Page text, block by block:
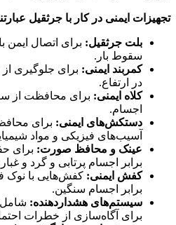
تجهیزات ایمنی در کار با جرثقیل
بلت جرثقیل: برای اتصال ایمن
سقوط بار.
کمربند ایمنی: برای جلوگیری
در ارتفاع.
کلاه ایمنی: برای محافظت از
اجسام.
دستکش‌های ایمنی: برای
آسیب‌های فیزیکی و مواد
عینک و محافظ صورت: برای
برابر اجسام پرتابی و گرد و
کفش ایمنی: کفش‌هایی با نوک
برابر اجسام سنگین.
سیستم‌های هشداردهنده: شامل
برای آگاه‌سازی از خطرات